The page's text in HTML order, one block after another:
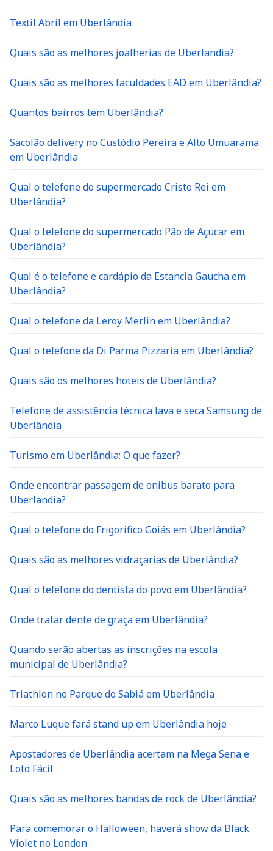
Textil Abril em Uberlândia
Quais são as melhores joalherias de Uberlandia?
Quais são as melhores faculdades EAD em Uberlândia?
Quantos bairros tem Uberlândia?
Sacolão delivery no Custódio Pereira e Alto Umuarama
em Uberlândia
Qual o telefone do supermercado Cristo Rei em
Uberlândia?
Qual o telefone do supermercado Pão de Açucar em
Uberlândia?
Qual é o telefone e cardápio da Estancia Gaucha em
Uberlândia?
Qual o telefone da Leroy Merlin em Uberlândia?
Qual o telefone da Di Parma Pizzaria em Uberlândia?
Quais são os melhores hoteis de Uberlândia?
Telefone de assistência técnica lava e seca Samsung de
Uberlândia
Turismo em Uberlândia: O que fazer?
Onde encontrar passagem de onibus barato para
Uberlandia?
Qual o telefone do Frigorifico Goiás em Uberlândia?
Quais são as melhores vidraçarias de Uberlândia?
Qual o telefone do dentista do povo em Uberlândia?
Onde tratar dente de graça em Uberlândia?
Quando serão abertas as inscrições na escola
municipal de Uberlândia?
Triathlon no Parque do Sabiá em Uberlândia
Marco Luque fará stand up em Uberlândia hoje
Apostadores de Uberlândia acertam na Mega Sena e
Loto Fácil
Quais são as melhores bandas de rock de Uberlândia?
Para comemorar o Halloween, haverá show da Black
Violet no London